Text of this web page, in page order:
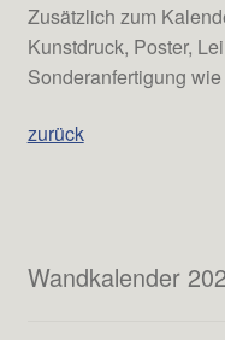
Zusätzlich zum
Kunstdruck, Poster,
Sonderanfertigung
zurück
Wandkalender